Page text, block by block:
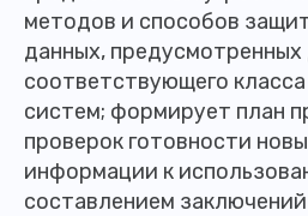
методов и способов
данных, предусмотренных
соответствующего
систем; формирует план
проверок готовности
информации к
составлением